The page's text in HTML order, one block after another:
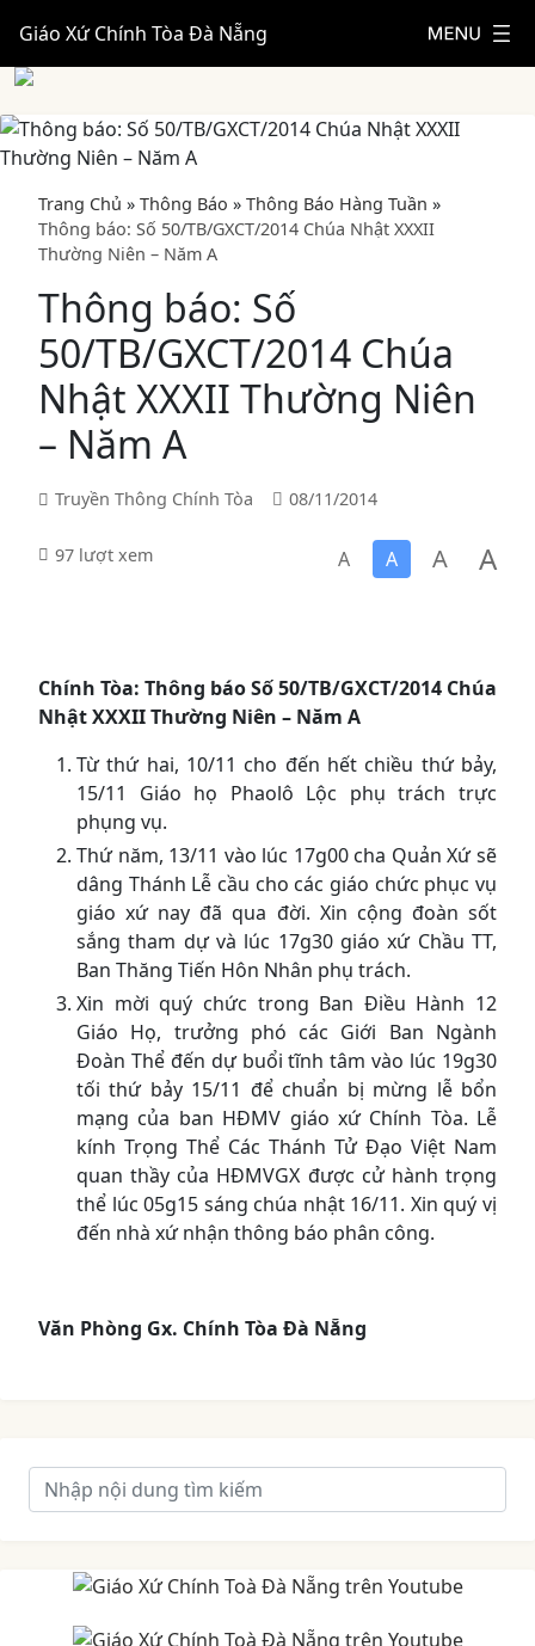
Giáo Xứ Chính Tòa Đà Nẵng
Trang Chủ » Thông Báo » Thông Báo Hàng Tuần »
Thông báo: Số 50/TB/GXCT/2014 Chúa Nhật XXXII
Thường Niên – Năm A
Thông báo: Số
50/TB/GXCT/2014 Chúa
Nhật XXXII Thường Niên
– Năm A
Truyền Thông Chính Tòa 08/11/2014
97 lượt xem A A A A
Chính Tòa: Thông báo Số 50/TB/GXCT/2014 Chúa
Nhật XXXII Thường Niên – Năm A
Từ thứ hai, 10/11 cho đến hết chiều thứ bảy,
15/11 Giáo họ Phaolô Lộc phụ trách trực
phụng vụ.
Thứ năm, 13/11 vào lúc 17g00 cha Quản Xứ sẽ
dâng Thánh Lễ cầu cho các giáo chức phục vụ
giáo xứ nay đã qua đời. Xin cộng đoàn sốt
sắng tham dự và lúc 17g30 giáo xứ Chầu TT,
Ban Thăng Tiến Hôn Nhân phụ trách.
Xin mời quý chức trong Ban Điều Hành 12
Giáo Họ, trưởng phó các Giới Ban Ngành
Đoàn Thể đến dự buổi tĩnh tâm vào lúc 19g30
tối thứ bảy 15/11 để chuẩn bị mừng lễ bổn
mạng của ban HĐMV giáo xứ Chính Tòa. Lễ
kính Trọng Thể Các Thánh Tử Đạo Việt Nam
quan thầy của HĐMVGX được cử hành trọng
thể lúc 05g15 sáng chúa nhật 16/11. Xin quý vị
đến nhà xứ nhận thông báo phân công.
Văn Phòng Gx. Chính Tòa Đà Nẵng